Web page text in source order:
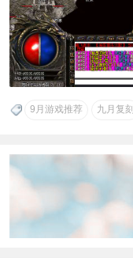
9月游戏推荐 九月复刻